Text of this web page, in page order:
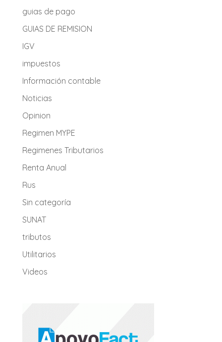
guias de pago
GUIAS DE REMISION
IGV
impuestos
Información contable
Noticias
Opinion
Regimen MYPE
Regimenes Tributarios
Renta Anual
Rus
Sin categoría
SUNAT
tributos
Utilitarios
Videos